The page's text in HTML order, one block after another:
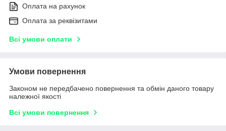
Оплата на рахунок
Оплата за реквізитами
Всі умови оплати
Умови повернення
Законом не передбачено повернення та обмін даного товару
належної якості
Всі умови повернення